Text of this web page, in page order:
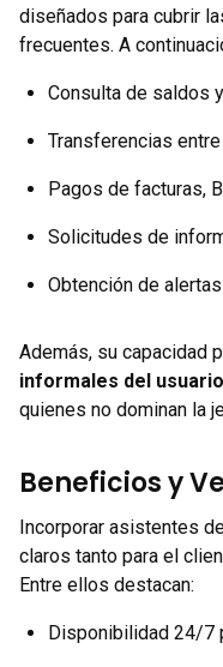
diseñados para cubrir
frecuentes. A
Consulta de saldos
Transferencias
Pagos de facturas,
Solicitudes de
Obtención de
Además, su capacidad
informales del usuario
quienes no dominan la
Beneficios y
Incorporar asistentes
claros tanto para el
Entre ellos destacan:
Disponibilidad 24/7